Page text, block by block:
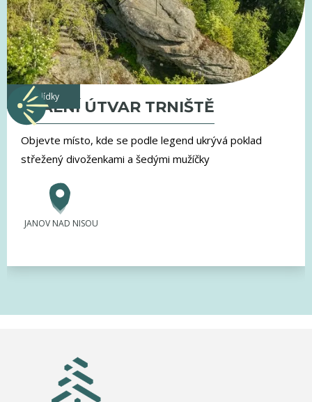
vyhlídky
SKALNÍ ÚTVAR TRNIŠTĚ
Objevte místo, kde se podle legend ukrývá poklad
střežený divoženkami a šedými mužíčky
JANOV NAD NISOU